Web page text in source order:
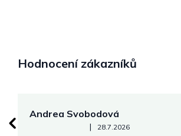
Hodnocení zákazníků
Andrea Svobodová
Hodnocení obchodu je 5 z 5 hvězdiček.
| 28.7.2026